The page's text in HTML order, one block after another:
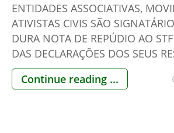
ENTIDADES ASSOCIATIVAS,
ATIVISTAS CIVIS SÃO
DURA NOTA DE REPÚDIO AO
DAS DECLARAÇÕES DOS SEUS
PRESIDENTES DESQUALIFICANDO
DESCONFIANÇA SOBRE AS
Continue reading ...